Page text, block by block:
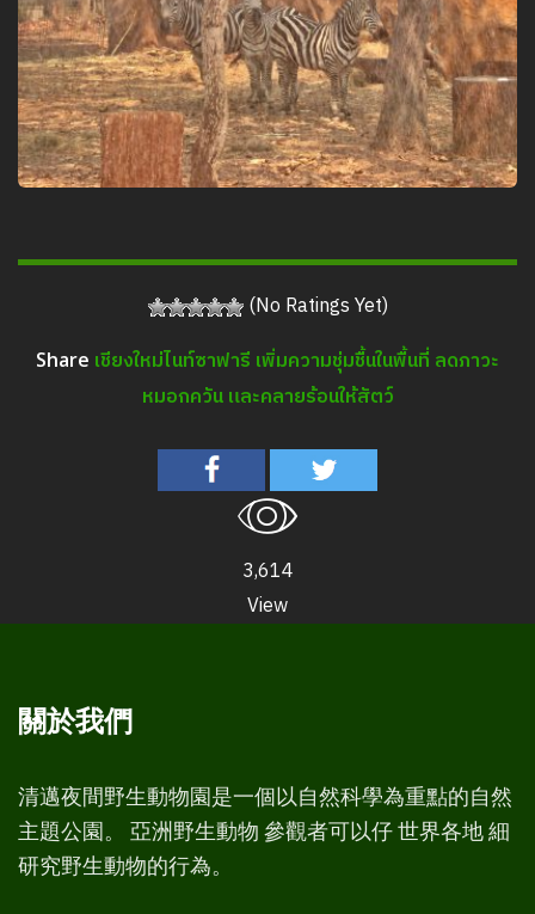
(No Ratings Yet)
Share เชียงใหม่ไนท์ซาฟารี เพิ่มความชุ่มชื้นในพื้นที่ ลดภาวะ
หมอกควัน และคลายร้อนให้สัตว์
3,614
View
關於我們
清邁夜間野生動物園是一個以自然科學為重點的自然
主題公園。 亞洲野生動物 參觀者可以仔 世界各地 細
研究野生動物的行為。